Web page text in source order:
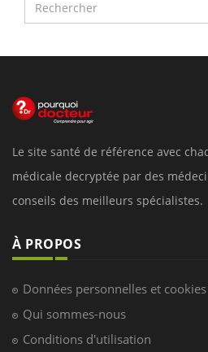
Le site santé de référence avec
médicale decryptée par des
conseils des meilleurs spécialistes.
À PROPOS
Données personnelles et cookies
Qui sommes-nous
Conditions d'utilisation